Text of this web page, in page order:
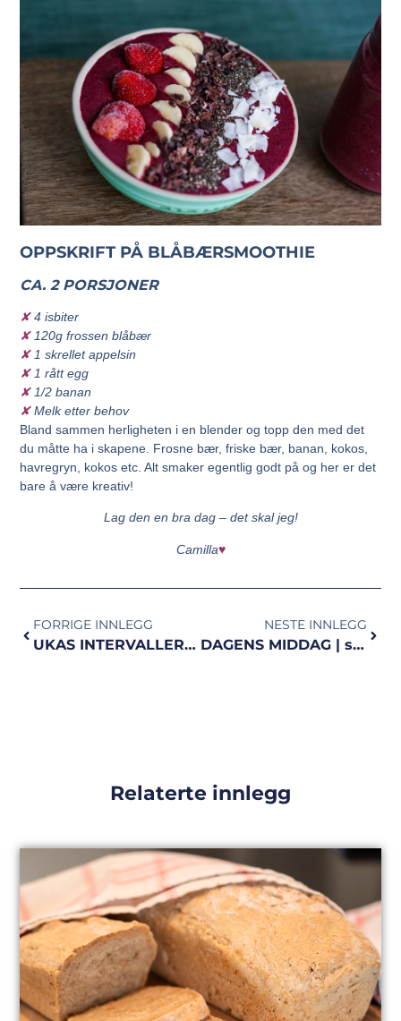
OPPSKRIFT PÅ BLÅBÆRSMOOTHIE
CA. 2 PORSJONER
✘4 isbiter
✘120g frossen blåbær
✘1 skrellet appelsin
✘1 rått egg
✘1/2 banan
✘Melk etter behov
Bland sammen herligheten i en blender og topp den med det
du måtte ha i skapene. Frosne bær, friske bær, banan, kokos,
havregryn, kokos etc. Alt smaker egentlig godt på og her er det
bare å være kreativ!
Lag den en bra dag – det skal jeg!
Camilla♥
FORRIGE INNLEGG
UKAS INTERVALLER ER KLARE | er du klar?
NESTE INNLEGG
DAGENS MIDDAG | spaghetti bolognese
Relaterte innlegg